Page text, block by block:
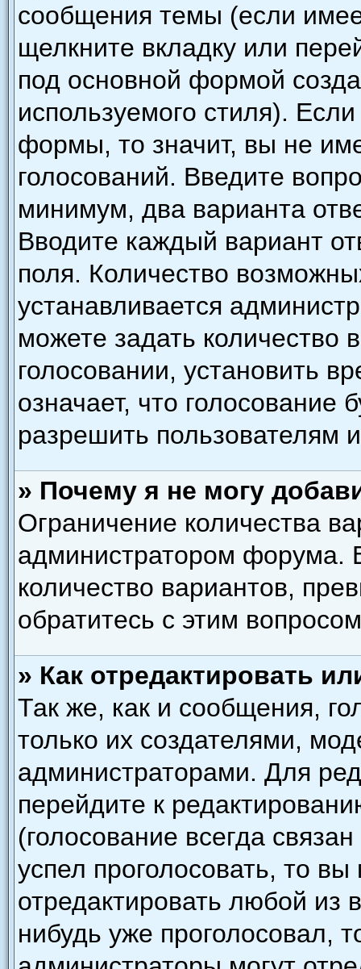
сообщения темы (если
щелкните вкладку или
под основной формой
используемого стиля).
формы, то значит, вы не
голосований. Введите
минимум, два варианта
Вводите каждый вариант
поля. Количество
устанавливается
можете задать количество
голосовании, установить
означает, что голосование
разрешить пользователям
» Почему я не могу
Ограничение количества
администратором форума.
количество вариантов,
обратитесь с этим
» Как отредактировать
Так же, как и сообщения,
только их создателями,
администраторами. Для
перейдите к
(голосование всегда
успел проголосовать, то
отредактировать любой из
нибудь уже проголосовал,